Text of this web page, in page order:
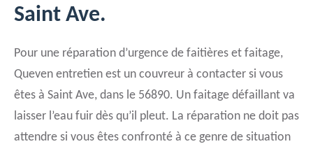
Saint Ave.
Pour une réparation d’urgence de faitières et faitage,
Queven entretien est un couvreur à contacter si vous
êtes à Saint Ave, dans le 56890. Un faitage défaillant va
laisser l’eau fuir dès qu’il pleut. La réparation ne doit pas
attendre si vous êtes confronté à ce genre de situation